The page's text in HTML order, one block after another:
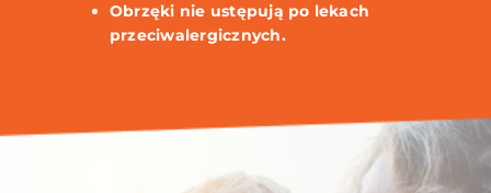
Obrzęki nie ustępują po lekach
przeciwalergicznych.